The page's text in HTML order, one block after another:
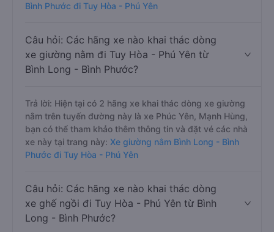
Bình Phước đi Tuy Hòa - Phú Yên
Câu hỏi: Các hãng xe nào khai thác dòng
xe giường nằm đi Tuy Hòa - Phú Yên từ
Bình Long - Bình Phước?
Trả lời: Hiện tại có 2 hãng xe khai thác dòng xe giường
nằm trên tuyến đường này là xe Phúc Yên, Mạnh Hùng,
bạn có thể tham khảo thêm thông tin và đặt vé các nhà
xe này tại trang này: Xe giường nằm Bình Long - Bình
Phước đi Tuy Hòa - Phú Yên
Câu hỏi: Các hãng xe nào khai thác dòng
xe ghế ngồi đi Tuy Hòa - Phú Yên từ Bình
Long - Bình Phước?